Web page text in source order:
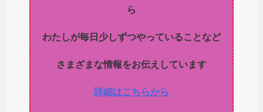
ら
わたしが毎日少しずつやっていることなど
さまざまな情報をお伝えしています
詳細はこちらから